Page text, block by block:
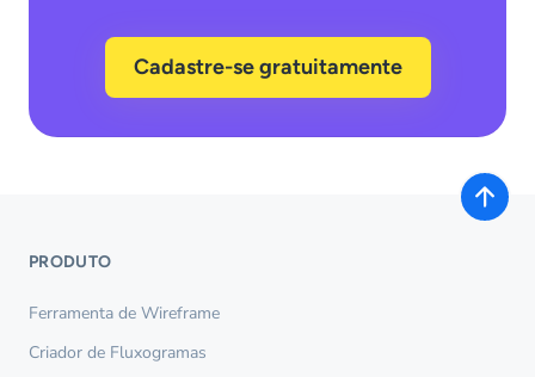
Cadastre-se gratuitamente
PRODUTO
Ferramenta de Wireframe
Criador de Fluxogramas